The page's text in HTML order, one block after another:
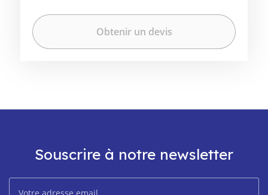
Souscrire à notre newsletter